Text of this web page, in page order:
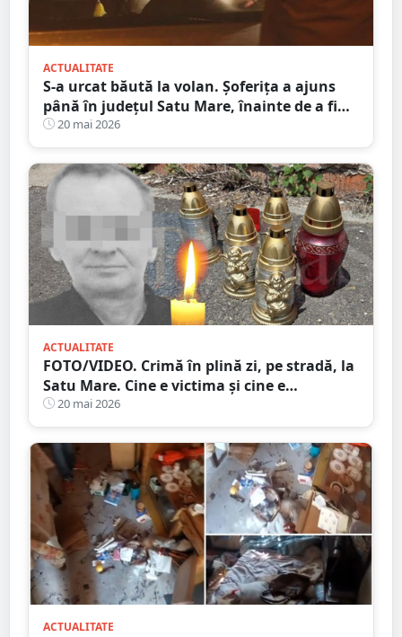
ACTUALITATE
S-a urcat băută la volan. Șoferița a ajuns
până în județul Satu Mare, înainte de a fi
prinsă de polițiști
20 mai 2026
ACTUALITATE
FOTO/VIDEO. Crimă în plină zi, pe stradă, la
Satu Mare. Cine e victima și cine e
criminalul
20 mai 2026
ACTUALITATE